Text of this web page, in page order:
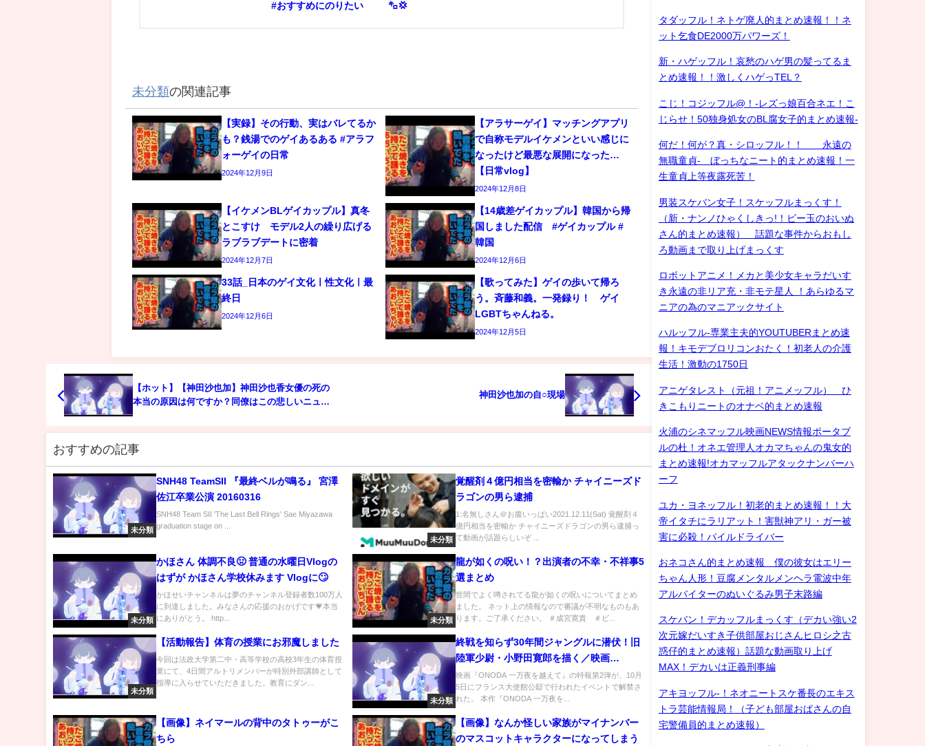
#おすすめにのりたい
㌔💢
未分類の関連記事
【実録】その行動、実はバレてるか
も？銭湯でのゲイあるある #アラフ
ォーゲイの日常
2024年12月9日
【アラサーゲイ】マッチングアプリ
で自称モデルイケメンといい感じに
なったけど最悪な展開になった…
【日常vlog】
2024年12月8日
【イケメンBLゲイカップル】真冬
とこすけ モデル2人の繰り広げる
ラブラブデートに密着
2024年12月7日
【14歳差ゲイカップル】韓国から帰
国しました配信 #ゲイカップル #
韓国
2024年12月6日
33話_日本のゲイ文化ㅣ性文化ㅣ最
終日
2024年12月6日
【歌ってみた】ゲイの歩いて帰ろ
う。斉藤和義。一発録り！ ゲイ
LGBTちゃんねる。
2024年12月5日
【ホット】【神田沙也加】神田沙也香女優の死の
本当の原因は何ですか？同僚はこの悲しいニュー
神田沙也加の自○現場
おすすめの記事
未分類
SNH48 TeamSII 『最終ベルが鳴る』 宮澤
佐江卒業公演 20160316
SNH48 Team SII 'The Last Bell Rings' Sae Miyazawa
graduation stage on ...
未分類
覚醒剤４億円相当を密輸か チャイニーズド
ラゴンの男ら逮捕
1:名無しさん＠お腹いっぱい2021.12.11(Sat) 覚醒剤４
億円相当を密輸か チャイニーズドラゴンの男ら逮捕っ
て動画が話題らしいぞ ...
未分類
かほさん 体調不良🤢 普通の水曜日Vlogの
はずが かほさん学校休みます Vlogに🙄
かほせいチャンネルは夢のチャンネル登録者数100万人
に到達しました。みなさんの応援のおかげです💗本当
にありがとう。 http...
未分類
龍が如くの呪い！？出演者の不幸・不祥事5
選まとめ
世間でよく噂されてる龍が如くの呪いについてまとめ
ました。 ネット上の情報なので審議が不明なものもあ
ります。ご了承ください。 ＃成宮寛貴 ＃ビ...
未分類
【活動報告】体育の授業にお邪魔しました
今回は法政大学第二中・高等学校の高校3年生の体育授
業にて、4日間アルトリメンバーが特別外部講師として
指導に入らせていただきました。教育にダン...
未分類
終戦を知らず30年間ジャングルに潜伏！旧
陸軍少尉・小野田寛郎を描く／映画
『ONODA 一万夜を越えて』特報第2弾
映画『ONODA 一万夜を越えて』の特報第2弾が、10月
5日にフランス大使館公邸で行われたイベントで解禁さ
れた。 本作『ONODA 一万夜を...
【画像】ネイマールの背中のタトゥーがこ
ちら
【画像】なんか怪しい家族がマイナンバー
のマスコットキャラクターになってしまう
タダッフル！ネトゲ廃人的まとめ速報！！ネ
ット乞食DE2000万パワーズ！
新・ハゲッフル！哀愁のハゲ男の髪ってるま
とめ速報！！激しくハゲっTEL？
こじ！コジッフル@！-レズっ娘百合ネエ！こ
じらせ！50独身処女のBL腐女子的まとめ速報-
何だ！何が？真・シロッフル！！ 永遠の
無職童貞- ぼっちなニート的まとめ速報！一
生童貞上等夜露死苦！
男装スケバン女子！スケッフルまっくす！
（新・ナンノひゃくしきっ!！ビー玉のおいぬ
さん的まとめ速報） 話題な事件からおもし
ろ動画まで取り上げまっくす
ロボットアニメ！メカと美少女キャラだいす
き永遠の非リア充・非モテ星人 ！あらゆるマ
ニアの為のマニアックサイト
ハルッフル-専業主夫的YOUTUBERまとめ速
報！キモデブロリコンおたく！初老人の介護
生活！激動の1750日
アニゲタレスト（元祖！アニメッフル） ひ
きこもりニートのオナベ的まとめ速報
火浦のシネマッフル映画NEWS情報ポータブ
ルの杜！オネエ管理人オカマちゃんの鬼女的
まとめ速報!オカマッフルアタックナンバーハ
ーフ
ユカ・ヨネッフル！初老的まとめ速報！！大
帝イタチにラリアット！害獣神アリ・ガー被
害に必殺！パイルドライバー
おネコさん的まとめ速報 僕の彼女はエリー
ちゃん人形！豆腐メンタルメンヘラ電波中年
アルバイターのぬいぐるみ男子末路編
スケバン！デカッフルまっくす（デカい強い2
次元嫁だいすき子供部屋おじさんヒロシ之古
惑仔的まとめ速報）話題な動画取り上げ
MAX！デカいは正義刑事編
アキヨッフル-！ネオニートスケ番長のエキス
トラ芸能情報局！（子ども部屋おばさんの自
宅警備員的まとめ速報）